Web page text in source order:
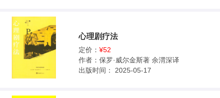
心理剧疗法
定价： ¥52
作者： 保罗·威尔金斯著 余渭深译
出版时间：
2025-05-17